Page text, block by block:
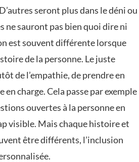
seront plus dans le déni ou
ne sauront pas bien quoi dire ni
est souvent différente lorsque
de la personne. Le juste
de l’empathie, de prendre en
en charge. Cela passe par exemple
ouvertes à la personne en
visible. Mais chaque histoire et
être différents, l’inclusion